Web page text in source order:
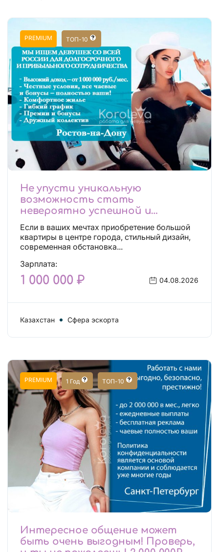
PREMIUM ТОП-10
Не упусти уникальную
возможность стать
невероятно успешной и
независимой!
Если в ваших мечтах приобретение большой
квартиры в центре города, стильный дизайн,
современная обстановка...
Зарплата:
1 000 000 ₽ 04.08.2026
Казахстан Сфера эскорта
PREMIUM 1 Год ТОП-10
Интересное общение может
быть очень выгодным! Проверь,